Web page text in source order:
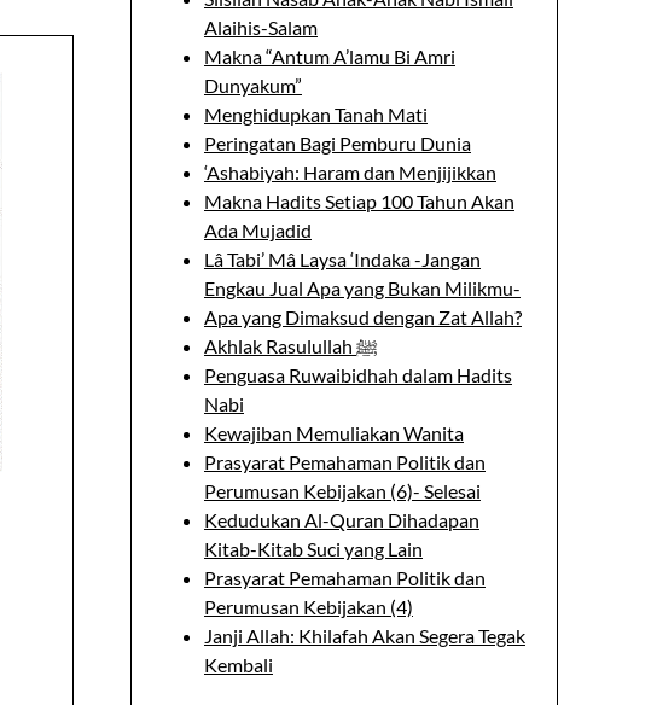
Alaihis-Salam
Makna “Antum A’lamu Bi Amri
Dunyakum”
Menghidupkan Tanah Mati
Peringatan Bagi Pemburu Dunia
‘Ashabiyah: Haram dan Menjijikkan
Makna Hadits Setiap 100 Tahun Akan
Ada Mujadid
Lâ Tabi’ Mâ Laysa ‘Indaka -Jangan
Engkau Jual Apa yang Bukan Milikmu-
Apa yang Dimaksud dengan Zat Allah?
Akhlak Rasulullah ﷺ
Penguasa Ruwaibidhah dalam Hadits
Nabi
Kewajiban Memuliakan Wanita
Prasyarat Pemahaman Politik dan
Perumusan Kebijakan (6)- Selesai
Kedudukan Al-Quran Dihadapan
Kitab-Kitab Suci yang Lain
Prasyarat Pemahaman Politik dan
Perumusan Kebijakan (4)
Janji Allah: Khilafah Akan Segera Tegak
Kembali